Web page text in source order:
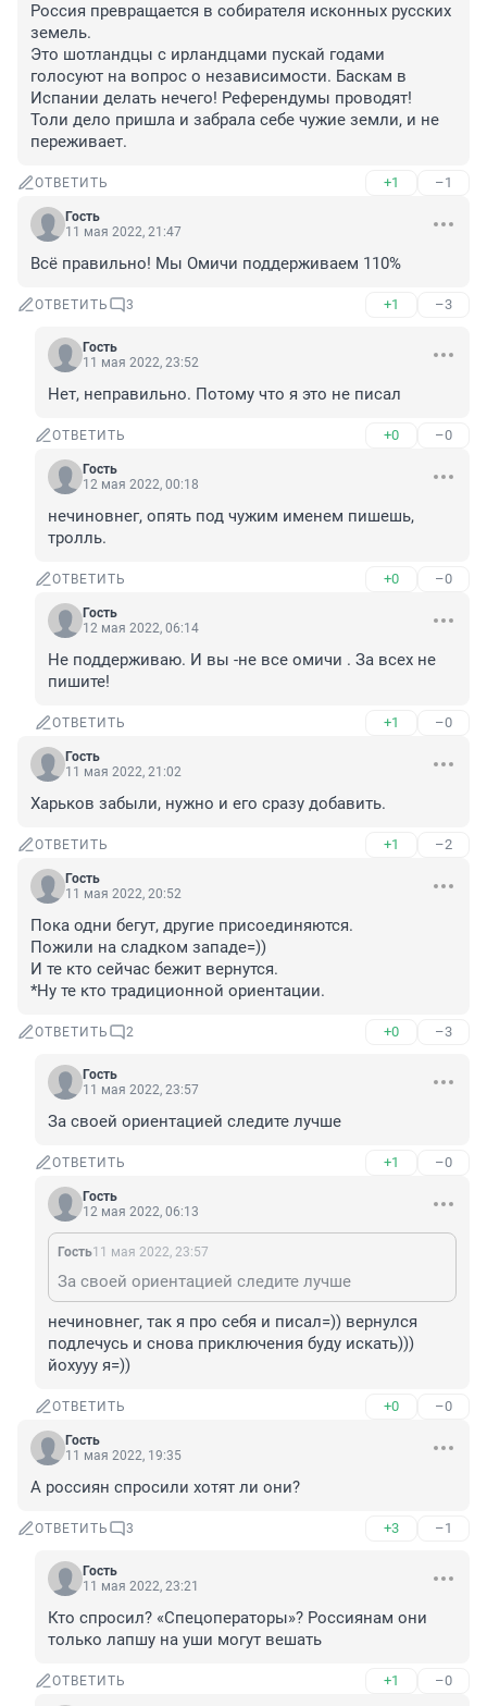
Россия превращается в собирателя исконных русских
земель.
Это шотландцы с ирландцами пускай годами
голосуют на вопрос о независимости. Баскам в
Испании делать нечего! Референдумы проводят!
Толи дело пришла и забрала себе чужие земли, и не
переживает.
ОТВЕТИТЬ +1 –1
Гость
11 мая 2022, 21:47
Всё правильно! Мы Омичи поддерживаем 110%
ОТВЕТИТЬ 3 +1 –3
Гость
11 мая 2022, 23:52
Нет, неправильно. Потому что я это не писал
ОТВЕТИТЬ +0 –0
Гость
12 мая 2022, 00:18
нечиновнег, опять под чужим именем пишешь,
тролль.
ОТВЕТИТЬ +0 –0
Гость
12 мая 2022, 06:14
Не поддерживаю. И вы -не все омичи . За всех не
пишите!
ОТВЕТИТЬ +1 –0
Гость
11 мая 2022, 21:02
Харьков забыли, нужно и его сразу добавить.
ОТВЕТИТЬ +1 –2
Гость
11 мая 2022, 20:52
Пока одни бегут, другие присоединяются.
Пожили на сладком западе=))
И те кто сейчас бежит вернутся.
*Ну те кто традиционной ориентации.
ОТВЕТИТЬ 2 +0 –3
Гость
11 мая 2022, 23:57
За своей ориентацией следите лучше
ОТВЕТИТЬ +1 –0
Гость
12 мая 2022, 06:13
Гость11 мая 2022, 23:57
За своей ориентацией следите лучше
нечиновнег, так я про себя и писал=)) вернулся
подлечусь и снова приключения буду искать)))
йохууу я=))
ОТВЕТИТЬ +0 –0
Гость
11 мая 2022, 19:35
А россиян спросили хотят ли они?
ОТВЕТИТЬ 3 +3 –1
Гость
11 мая 2022, 23:21
Кто спросил? «Спецоператоры»? Россиянам они
только лапшу на уши могут вешать
ОТВЕТИТЬ +1 –0